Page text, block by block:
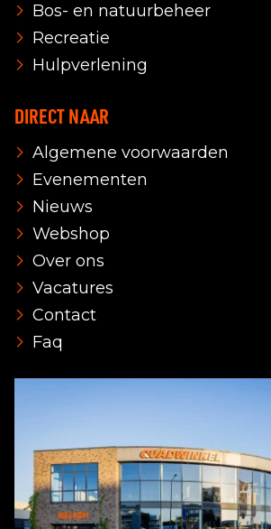
Bos- en natuurbeheer
Recreatie
Hulpverlening
DIRECT NAAR
Algemene voorwaarden
Evenementen
Nieuws
Webshop
Over ons
Vacatures
Contact
Faq